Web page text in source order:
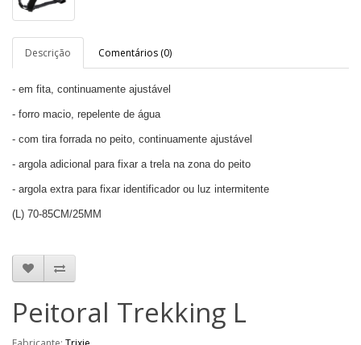
Descrição Comentários (0)
- em fita, continuamente ajustável
- forro macio, repelente de água
- com tira forrada no peito, continuamente ajustável
- argola adicional para fixar a trela na zona do peito
- argola extra para fixar identificador ou luz intermitente
(L) 70-85CM/25MM
Peitoral Trekking L